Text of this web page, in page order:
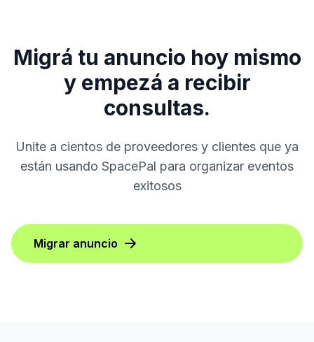
Migrá tu anuncio hoy mismo
y empezá a recibir
consultas.
Unite a cientos de proveedores y clientes que ya
están usando SpacePal para organizar eventos
exitosos
Migrar anuncio